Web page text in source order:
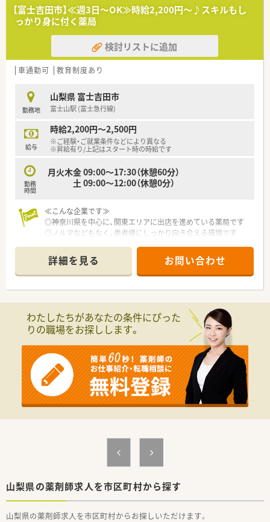
【富士吉田市】≪週3日～OK≫時給2,200円～♪スキルもし
っかり身に付く薬局
検討リストに追加
車通勤可 教育制度あり
勤務地
山梨県 富士吉田市
富士山駅 (富士急行線)
給与
時給2,200円～2,500円
※ご経験・ご就業条件などにより異なる
※昇給有り/上記はスタート時の時給です
勤務
時間
月火木金 09:00～17:30（休憩60分）
土 09:00～12:00（休憩0分）
≪こんな企業です≫
◎神奈川県を中心に、関東エリアに出店を進めている薬局です
◎ノルマなどもなく、患者様にしっかり向き合える環境です
腰を据えて長く働けます
詳細を見る お問い合わせ
わたしたちがあなたの条件にぴった
りの職場をお探しします。
山梨県の薬剤師求人を市区町村から探す
山梨県の薬剤師求人を市区町村からお探しいただけます。